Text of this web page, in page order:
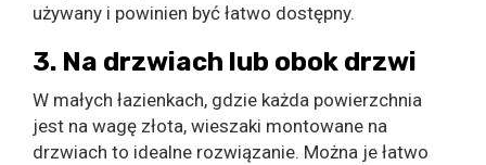
używany i powinien być łatwo dostępny.
3. Na drzwiach lub obok drzwi
W małych łazienkach, gdzie każda powierzchnia
jest na wagę złota, wieszaki montowane na
drzwiach to idealne rozwiązanie. Można je łatwo